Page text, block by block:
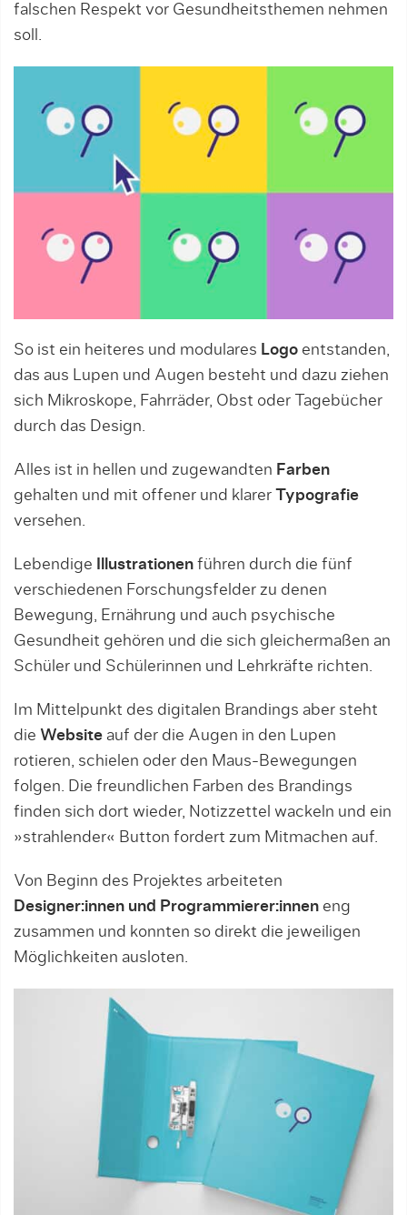
falschen Respekt vor Gesundheitsthemen nehmen
soll.
So ist ein heiteres und modulares Logo entstanden,
das aus Lupen und Augen besteht und dazu ziehen
sich Mikroskope, Fahrräder, Obst oder Tagebücher
durch das Design.
Alles ist in hellen und zugewandten Farben
gehalten und mit offener und klarer
Typografie
versehen.
Lebendige Illustrationen führen durch die fünf
verschiedenen Forschungsfelder zu denen
Bewegung, Ernährung und auch psychische
Gesundheit gehören und die sich gleichermaßen an
Schüler und Schülerinnen und Lehrkräfte richten.
Im Mittelpunkt des digitalen Brandings aber steht
die Website auf der die Augen in den Lupen
rotieren, schielen oder den Maus-Bewegungen
folgen. Die freundlichen Farben des Brandings
finden sich dort wieder, Notizzettel wackeln und ein
»strahlender« Button fordert zum Mitmachen auf.
Von Beginn des Projektes arbeiteten
Designer:innen und Programmierer:innen eng
zusammen und konnten so direkt die jeweiligen
Möglichkeiten ausloten.